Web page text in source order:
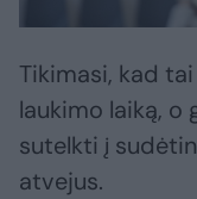
Tikimasi, kad
laukimo laiką, o
sutelkti į
atvejus.